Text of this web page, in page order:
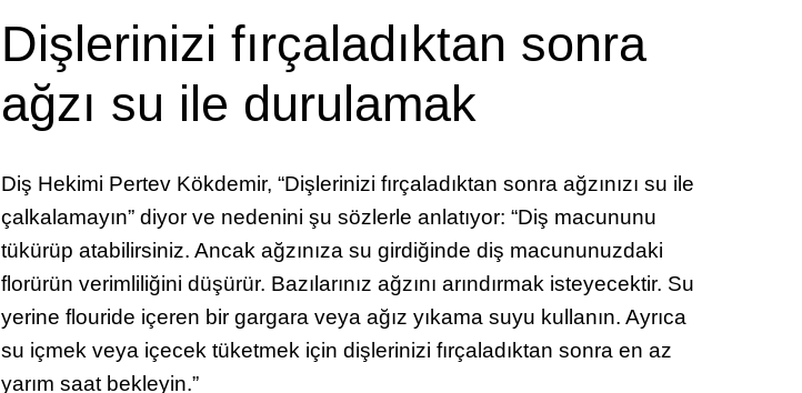
Dişlerinizi fırçaladıktan sonra
ağzı su ile durulamak
Diş Hekimi Pertev Kökdemir, “Dişlerinizi fırçaladıktan sonra ağzınızı su ile
çalkalamayın” diyor ve nedenini şu sözlerle anlatıyor: “Diş macununu
tükürüp atabilirsiniz. Ancak ağzınıza su girdiğinde diş macununuzdaki
florürün verimliliğini düşürür. Bazılarınız ağzını arındırmak isteyecektir. Su
yerine flouride içeren bir gargara veya ağız yıkama suyu kullanın. Ayrıca
su içmek veya içecek tüketmek için dişlerinizi fırçaladıktan sonra en az
yarım saat bekleyin.”